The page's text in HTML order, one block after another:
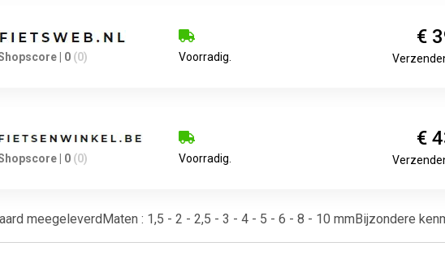
| 0 (0) Voorradig.
€
| 0 (0) Voorradig.
€
meegeleverdMaten : 1,5 - 2 - 2,5 - 3 - 4 - 5 - 6 - 8 - 10 mmBijzondere